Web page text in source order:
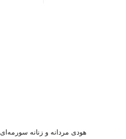
هودی مردانه و زنانه سورمه‌ای